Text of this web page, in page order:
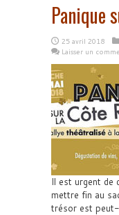
Panique
25 avril 2018
Laisser un
Il est urgent de
mettre fin au
trésor est